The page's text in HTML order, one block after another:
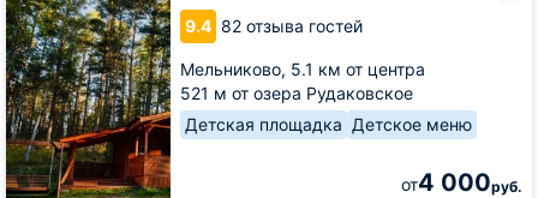
9.4 82 отзыва гостей
Мельниково, 5.1 км от центра
521 м от озера Рудаковское
Детская площадка Детское меню
от4 000руб.
Снегурия